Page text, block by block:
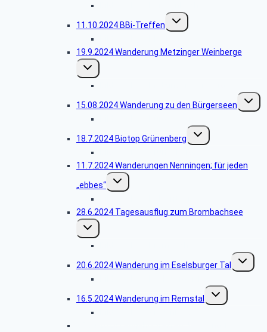
11.10.2024 BBi-Treffen
Untermenü
umschalten
19.9.2024 Wanderung Metzinger Weinberge
Untermenü
umschalten
15.08.2024 Wanderung zu den Bürgerseen
18.7.2024 Biotop Grünenberg
Untermenü
umschalten
11.7.2024 Wanderungen Nenningen; für jeden
„ebbes“
Untermenü
umschalten
28.6.2024 Tagesausflug zum Brombachsee
Untermenü
umschalten
20.6.2024 Wanderung im Eselsburger Tal
16.5.2024 Wanderung im Remstal
Untermenü
umschalten